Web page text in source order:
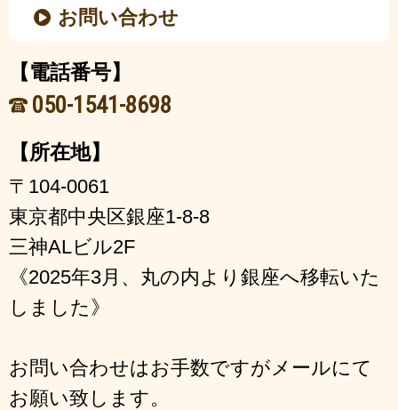
お問い合わせ
【電話番号】
050-1541-8698
【所在地】
〒104-0061
東京都中央区銀座1-8-8
三神ALビル2F
《2025年3月、丸の内より銀座へ移転いた
しました》
お問い合わせはお手数ですがメールにて
お願い致します。